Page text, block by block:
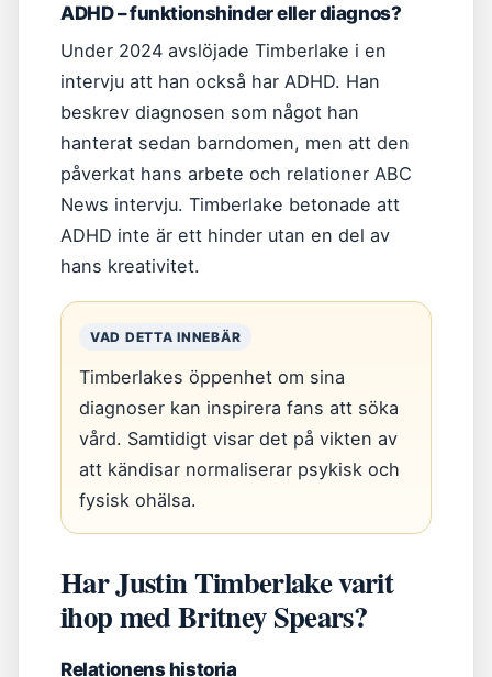
ADHD – funktionshinder eller diagnos?
Under 2024 avslöjade Timberlake i en
intervju att han också har ADHD. Han
beskrev diagnosen som något han
hanterat sedan barndomen, men att den
påverkat hans arbete och relationer ABC
News intervju. Timberlake betonade att
ADHD inte är ett hinder utan en del av
hans kreativitet.
VAD DETTA INNEBÄR
Timberlakes öppenhet om sina
diagnoser kan inspirera fans att söka
vård. Samtidigt visar det på vikten av
att kändisar normaliserar psykisk och
fysisk ohälsa.
Har Justin Timberlake varit
ihop med Britney Spears?
Relationens historia